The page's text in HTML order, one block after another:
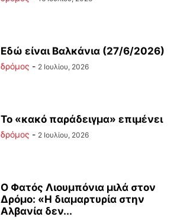
Εδώ είναι Βαλκάνια (27/6/2026)
δρόμος - 2 Ιουλίου, 2026
Το «κακό παράδειγμα» επιμένει
δρόμος - 2 Ιουλίου, 2026
Ο Φατός Λιουμπόνια μιλά στον
Δρόμο: «Η διαμαρτυρία στην
Αλβανία δεν...